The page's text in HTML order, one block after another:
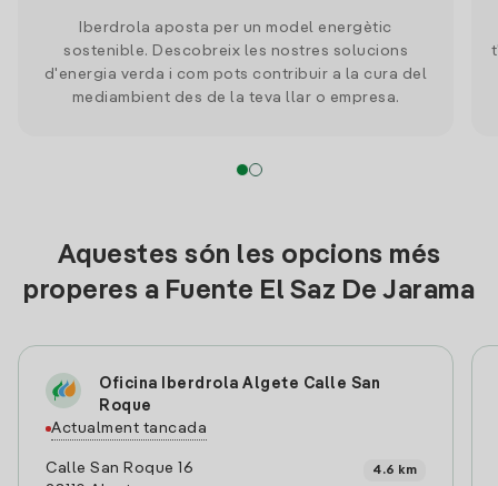
Iberdrola aposta per un model energètic
sostenible. Descobreix les nostres solucions
d'energia verda i com pots contribuir a la cura del
mediambient des de la teva llar o empresa.
Aquestes són les opcions més
properes a Fuente El Saz De Jarama
Oficina Iberdrola Algete Calle San
Roque
Actualment tancada
Calle San Roque 16
4.6 km